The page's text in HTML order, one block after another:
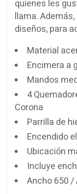
quienes les
llama.
diseños, para
Material
Encimera a
Mandos
4
Corona
Parrilla de
Encendido
Ubicación
Incluye
Ancho 650 /